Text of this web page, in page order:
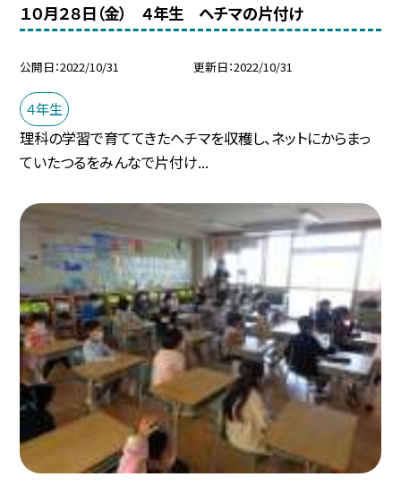
１０月２８日（金） ４年生 ヘチマの片付け
公開日 2022/10/31 更新日 2022/10/31
４年生
理科の学習で育ててきたヘチマを収穫し、ネットにからまっ
ていたつるをみんなで片付け...